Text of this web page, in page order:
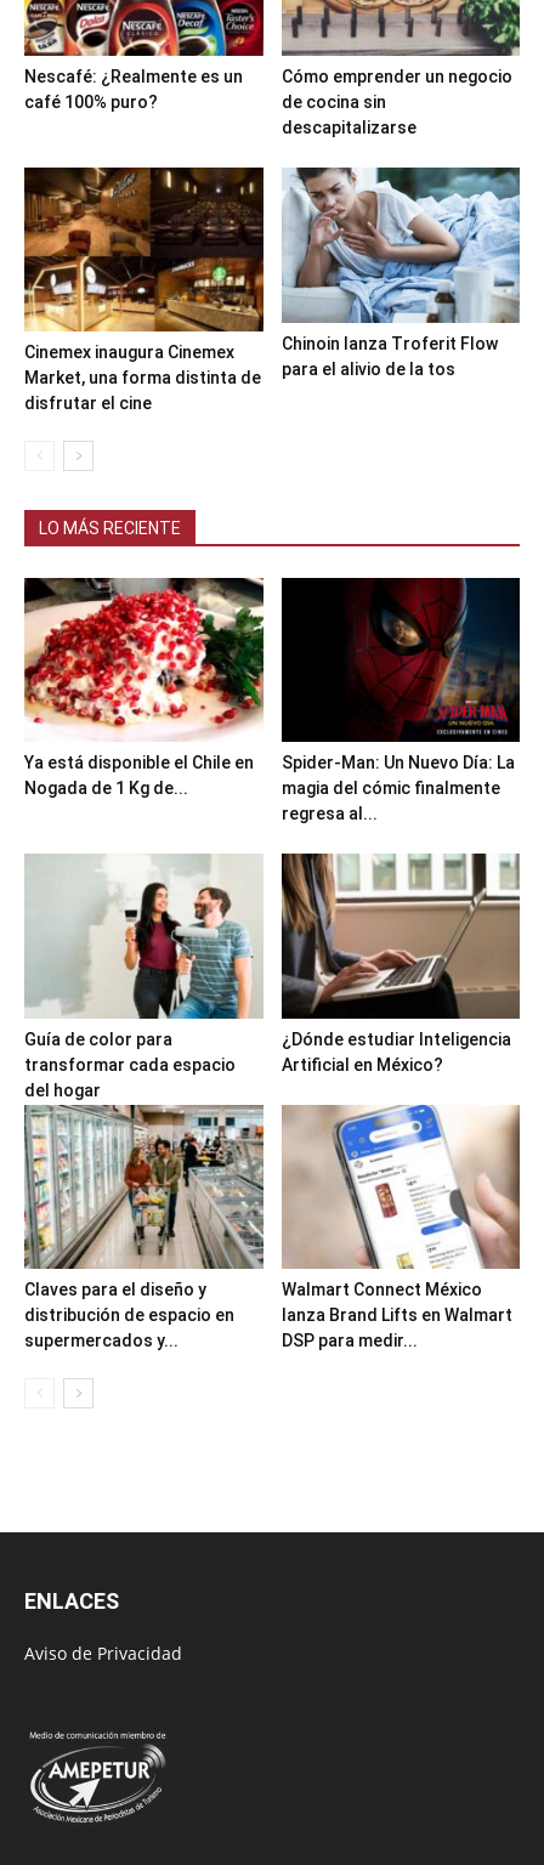
Nescafé: ¿Realmente es un
café 100% puro?
Cómo emprender un negocio
de cocina sin
descapitalizarse
Cinemex inaugura Cinemex
Market, una forma distinta de
disfrutar el cine
Chinoin lanza Troferit Flow
para el alivio de la tos
LO MÁS RECIENTE
Ya está disponible el Chile en
Nogada de 1 Kg de...
Spider-Man: Un Nuevo Día: La
magia del cómic finalmente
regresa al...
Guía de color para
transformar cada espacio
del hogar
¿Dónde estudiar Inteligencia
Artificial en México?
Claves para el diseño y
distribución de espacio en
supermercados y...
Walmart Connect México
lanza Brand Lifts en Walmart
DSP para medir...
ENLACES
Aviso de Privacidad